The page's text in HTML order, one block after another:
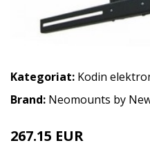
Kategoriat: Kodin
Brand: Neomounts by
267.15 EUR